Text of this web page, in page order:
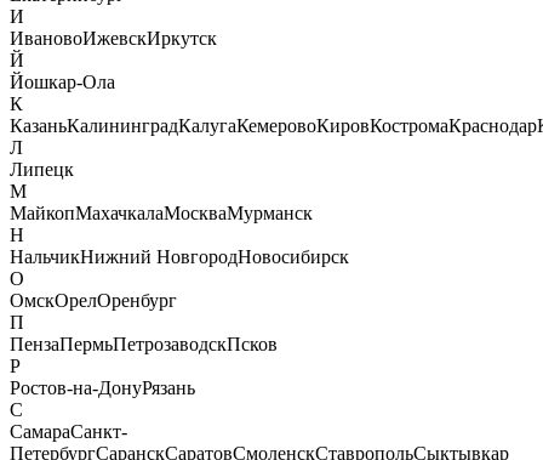
И
ИвановоИжевскИркутск
Й
Йошкар-Ола
К
КазаньКалининградКалугаКемеровоКировКостромаКраснодар
Л
Липецк
М
МайкопМахачкалаМоскваМурманск
Н
НальчикНижний НовгородНовосибирск
О
ОмскОрелОренбург
П
ПензаПермьПетрозаводскПсков
Р
Ростов-на-ДонуРязань
С
СамараСанкт-
ПетербургСаранскСаратовСмоленскСтавропольСыктывкар